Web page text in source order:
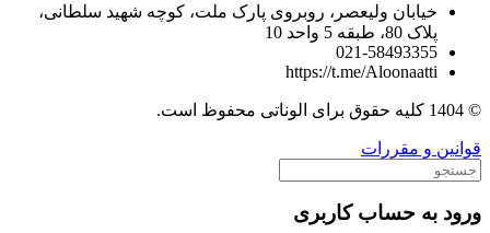
خیابان ولیعصر، روبروی پارک ملت، کوچه شهید سلطانی،
پلاک 80، طبقه 5 واحد 10
021-58493355
https://t.me/Aloonaatti
© 1404 کلیه حقوق برای الوناتی محفوظ است.
قوانین و مقررات
ورود به حساب کاربری